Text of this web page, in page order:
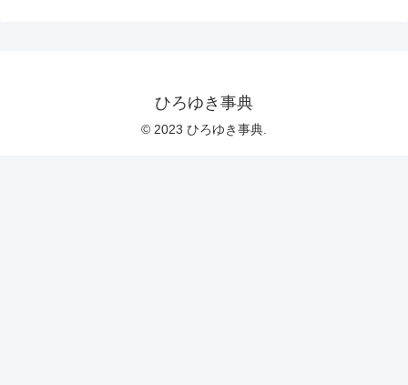
ひろゆき事典
© 2023 ひろゆき事典.